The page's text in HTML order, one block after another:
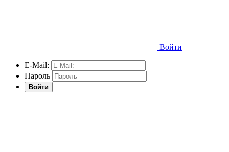
Войти
E-Mail:
Пароль
Войти